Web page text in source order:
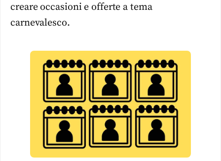
creare occasioni e offerte a tema
carnevalesco.